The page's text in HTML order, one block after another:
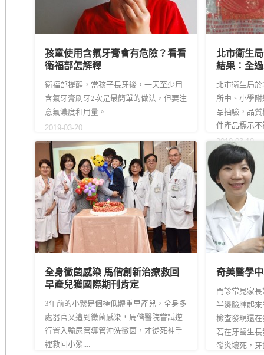
孩童使用含氟牙膏會有危險？看看
衛福部怎解釋
衛福部提醒，當孩子長牙後，一天至少用
含氟牙膏刷牙2次是最簡單的做法，但要注
意氟濃度和用量。
2019-03-20
北市衛生
結果：全
北市衛生局
所中、小學
品抽驗，品
件產品標示不
2019-03-19
全身黴菌感染 馬偕創新治療救回
早產兒獲國際期刊肯定
3年前的小縈是個極低體重早產兒，全身多
處器官又遭到黴菌感染，馬偕醫院嘗試逆
行置入輸尿管導管沖洗黴菌，才從死神手
裡救回小縈....
奇美醫學中
門診常見家
半邊臉腫起
檢查發現還
若在牙齒生
發炎壞死，牙